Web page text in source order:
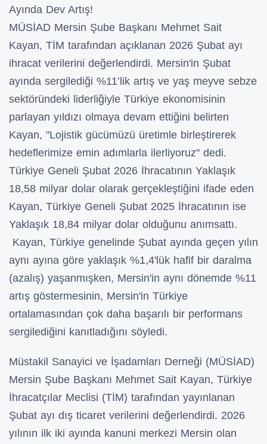
Ayında Dev Artış!
MÜSİAD Mersin Şube Başkanı Mehmet Sait
Kayan, TİM tarafından açıklanan 2026 Şubat ayı
ihracat verilerini değerlendirdi. Mersin'in Şubat
ayında sergilediği %11’lik artış ve yaş meyve sebze
sektöründeki liderliğiyle Türkiye ekonomisinin
parlayan yıldızı olmaya devam ettiğini belirten
Kayan, "Lojistik gücümüzü üretimle birleştirerek
hedeflerimize emin adımlarla ilerliyoruz" dedi.
Türkiye Geneli Şubat 2026 İhracatının Yaklaşık
18,58 milyar dolar olarak gerçekleştiğini ifade eden
Kayan, Türkiye Geneli Şubat 2025 İhracatının ise
Yaklaşık 18,84 milyar dolar olduğunu anımsattı.
Kayan, Türkiye genelinde Şubat ayında geçen yılın
aynı ayına göre yaklaşık %1,4'lük hafif bir daralma
(azalış) yaşanmışken, Mersin'in aynı dönemde %11
artış göstermesinin, Mersin'in Türkiye
ortalamasından çok daha başarılı bir performans
sergilediğini kanıtladığını söyledi.
Müstakil Sanayici ve İşadamları Derneği (MÜSİAD)
Mersin Şube Başkanı Mehmet Sait Kayan, Türkiye
İhracatçılar Meclisi (TİM) tarafından yayınlanan
Şubat ayı dış ticaret verilerini değerlendirdi. 2026
yılının ilk iki ayında kanuni merkezi Mersin olan